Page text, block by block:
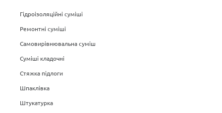
Гідроізоляційні суміші
Ремонтні суміші
Самовирівнювальна суміш
Суміші кладочні
Стяжка підлоги
Шпаклівка
Штукатурка